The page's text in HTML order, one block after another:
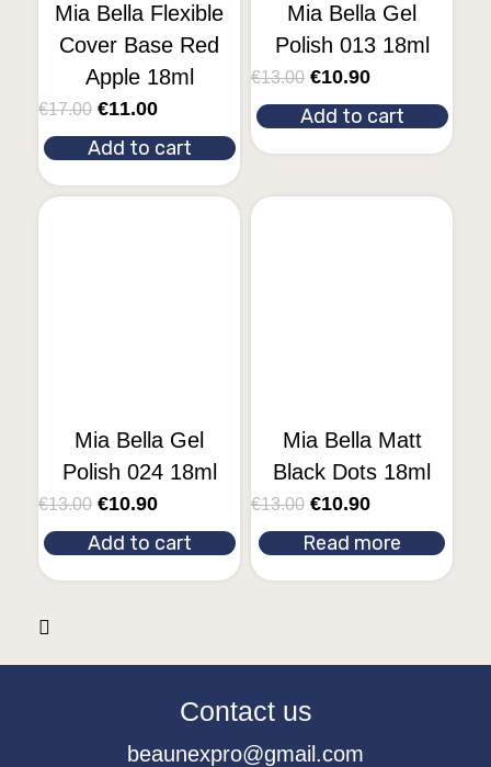
Mia Bella Flexible
Cover Base Red
Apple 18ml
€17.00 €11.00
Add to cart
Mia Bella Gel
Polish 013 18ml
€13.00 €10.90
Add to cart
Mia Bella Gel
Polish 024 18ml
€13.00 €10.90
Add to cart
Mia Bella Matt
Black Dots 18ml
€13.00 €10.90
Read more
Contact us
beaunexpro@gmail.com